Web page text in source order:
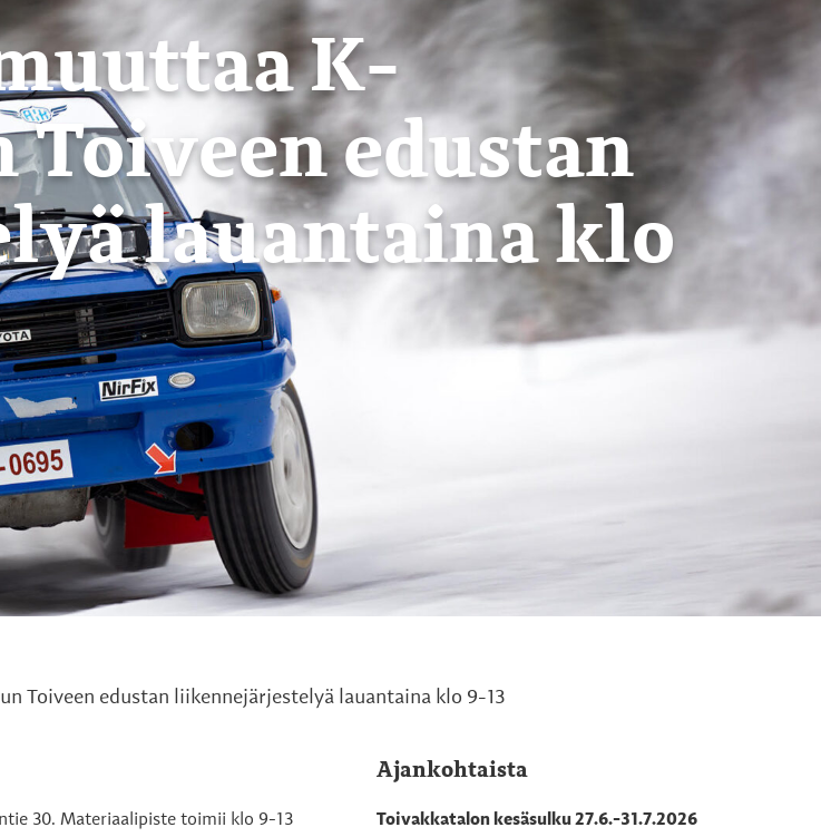
K-
edustan
lauantaina klo
Toiveen edustan liikennejärjestelyä lauantaina klo 9-13
30. Materiaalipiste toimii klo 9-13
Ajankohtaista
Toivakkatalon kesäsulku 27.6.-31.7.2026